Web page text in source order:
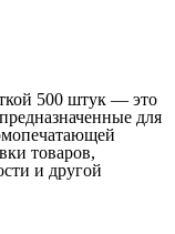
500 штук — это
для
товаров,
и другой